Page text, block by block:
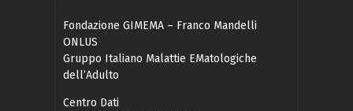
Fondazione GIMEMA – Franco Mandelli
ONLUS
Gruppo Italiano Malattie EMatologiche
dell’Adulto
Centro Dati